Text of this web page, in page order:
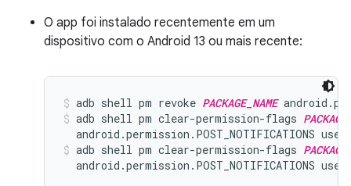
O app foi instalado recentemente em um
dispositivo com o Android 13 ou mais recente:
adb shell pm revoke PACKAGE_NAME
adb shell pm clear-permission-flags
android.permission.POST_NOTIFICATIONS
adb shell pm clear-permission-flags
android.permission.POST_NOTIFICATIONS